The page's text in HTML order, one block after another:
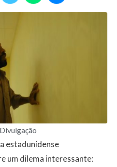
estadunidense
um dilema interessante: